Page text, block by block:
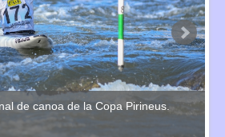
de canoa de la Copa Pirineus.